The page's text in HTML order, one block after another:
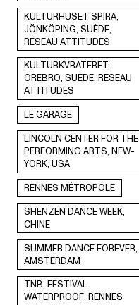
KULTURHUSET SPIRA,
JÖNKÖPING, SUÈDE,
RÉSEAU ATTITUDES
KULTURKVRATERET,
ÖREBRO, SUÈDE, RÉSEAU
ATTITUDES
LE GARAGE
LINCOLN CENTER FOR THE
PERFORMING ARTS, NEW-
YORK, USA
RENNES MÉTROPOLE
SHENZEN DANCE WEEK,
CHINE
SUMMER DANCE FOREVER,
AMSTERDAM
TNB, FESTIVAL
WATERPROOF, RENNES